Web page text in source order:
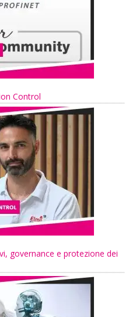
Control
governance e protezione dei